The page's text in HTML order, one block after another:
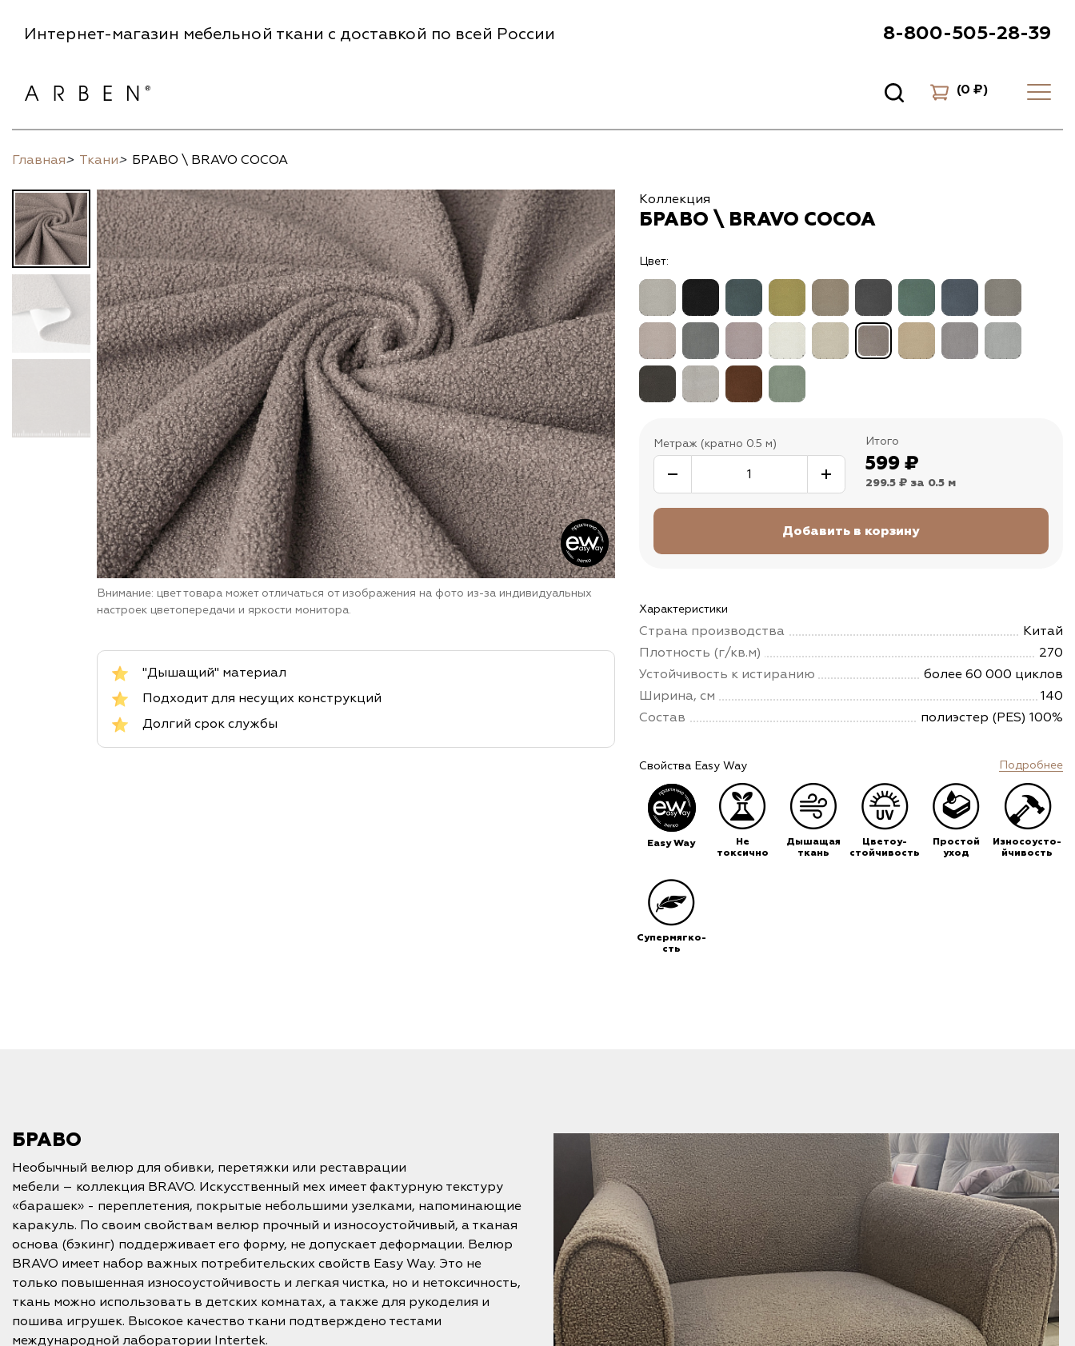
Интернет-магазин мебельной ткани с доставкой по всей России 8-800-505-28-39
(0 ₽)
Главная> Ткани> БРАВО \ BRAVO COCOA
Внимание: цвет товара может отличаться от изображения на фото из-за индивидуальных
настроек цветопередачи и яркости монитора.
"Дышащий" материал
Подходит для несущих конструкций
Долгий срок службы
Коллекция
БРАВО \ BRAVO COCOA
Цвет:
Метраж (кратно 0.5 м) Итого
599 ₽
299.5 ₽ за 0.5 м
Характеристики
Страна производства
Китай
Плотность (г/кв.м)
270
Устойчивость к истиранию
более 60 000 циклов
Ширина, см
140
Состав
полиэстер (PES) 100%
Свойства Easy Way Подробнее
Easy Way
Не
токсично
Дышащая
ткань
Цветоу-
стойчивость
Простой
уход
Износоусто-
йчивость
Супермягко-
сть
БРАВО
Необычный велюр для обивки, перетяжки или реставрации
мебели – коллекция BRAVO. Искусственный мех имеет фактурную текстуру
«барашек» - переплетения, покрытые небольшими узелками, напоминающие
каракуль. По своим свойствам велюр прочный и износоустойчивый, а тканая
основа (бэкинг) поддерживает его форму, не допускает деформации. Велюр
BRAVO имеет набор важных потребительских свойств Easy Way. Это не
только повышенная износоустойчивость и легкая чистка, но и нетоксичность,
ткань можно использовать в детских комнатах, а также для рукоделия и
пошива игрушек. Высокое качество ткани подтверждено тестами
международной лаборатории Intertek.